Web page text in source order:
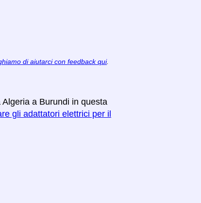
di aiutarci con feedback qui.
a Burundi in questa
gli adattatori elettrici per il